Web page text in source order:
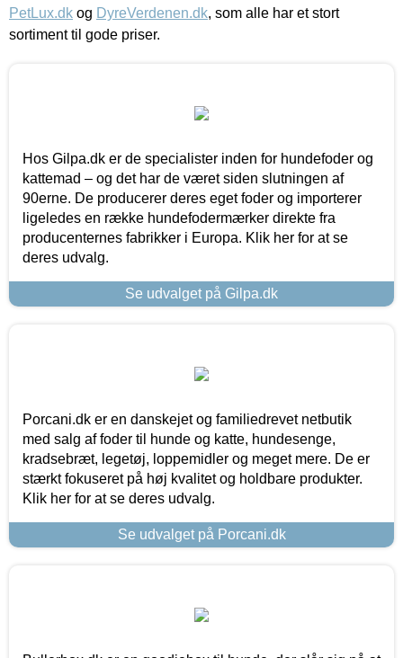
PetLux.dk og DyreVerdenen.dk, som alle har et stort
sortiment til gode priser.
Hos Gilpa.dk er de specialister inden for hundefoder og
kattemad – og det har de været siden slutningen af
90erne. De producerer deres eget foder og importerer
ligeledes en række hundefodermærker direkte fra
producenternes fabrikker i Europa. Klik her for at se
deres udvalg.
Se udvalget på Gilpa.dk
Porcani.dk er en danskejet og familiedrevet netbutik
med salg af foder til hunde og katte, hundesenge,
kradsebræt, legetøj, loppemidler og meget mere. De er
stærkt fokuseret på høj kvalitet og holdbare produkter.
Klik her for at se deres udvalg.
Se udvalget på Porcani.dk